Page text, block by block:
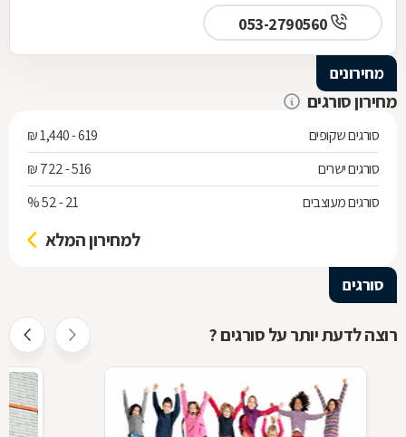
מחירונים
מחירון סורגים
סורגים שקופים
619 - 1,440 ₪
סורגים ישרים
516 - 722 ₪
סורגים מעוצבים
21 - 52 %
למחירון המלא
סורגים
רוצה לדעת יותר על סורגים ?